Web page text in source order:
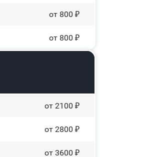
от 800 ₽
от 800 ₽
от 2100 ₽
от 2800 ₽
от 3600 ₽